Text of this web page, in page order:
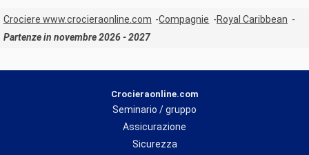
Crociere www.crocieraonline.com Compagnie
Royal Caribbean
Partenze in novembre 2026 - 2027
Crocieraonline.com
Seminario / gruppo
Assicurazione
Sicurezza